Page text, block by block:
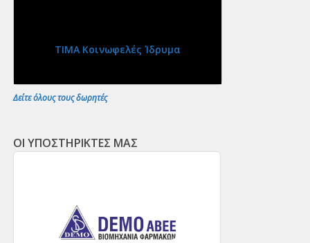
ΤΙΜΑ Κοινωφελές Ίδρυμα
Δείτε όλους τους δωρητές
ΟΙ ΥΠΟΣΤΗΡΙΚΤΕΣ ΜΑΣ